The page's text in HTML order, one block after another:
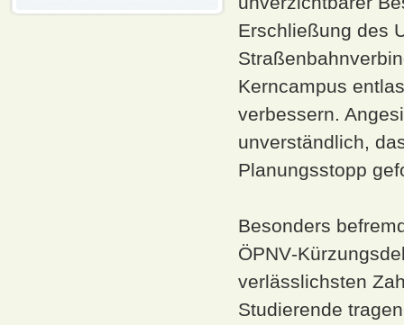
Erschließung des
Kerncampus
verbessern.
unverständlich,
Planungsstopp
Besonders
verlässlichsten
Studierende